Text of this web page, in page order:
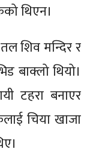
थिएन।
शिव मन्दिर र
बाक्लो थियो।
टहरा बनाएर
चिया खाजा